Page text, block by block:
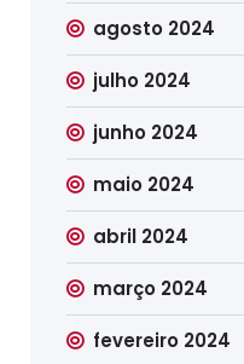
agosto 2024
julho 2024
junho 2024
maio 2024
abril 2024
março 2024
fevereiro 2024